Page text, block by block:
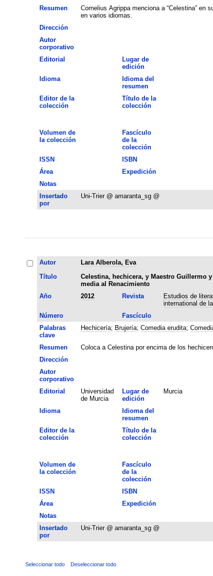
Resumen
Cornelius Agrippa menciona a “Celestina” en
en varios idiomas.
Dirección
Autor
corporativo
Editorial
Lugar de
edición
Idioma
Idioma del
resumen
Editor de la
colección
Título de la
colección
Volumen de
la colección
Fascículo
de la
colección
ISSN ISBN
Área
Expedición
Notas
Insertado
por
Uni-Trier @ amaranta_sg @
Autor
Lara Alberola, Eva
Título
Celestina, hechicera, y Maestro Guillermo
media al Renacimiento
Año 2012 Revista
Estudios de
international de
Número Fascículo
Palabras
clave
Hechicería; Brujería; Comedia erudita;
Resumen
Coloca a Celestina por encima de los
Dirección
Autor
corporativo
Editorial
Universidad
de Murcia
Lugar de
edición
Murcia
Idioma
Idioma del
resumen
Editor de la
colección
Título de la
colección
Volumen de
la colección
Fascículo
de la
colección
ISSN ISBN
Área
Expedición
Notas
Insertado
por
Uni-Trier @ amaranta_sg @
Seleccionar todo Deseleccionar todo